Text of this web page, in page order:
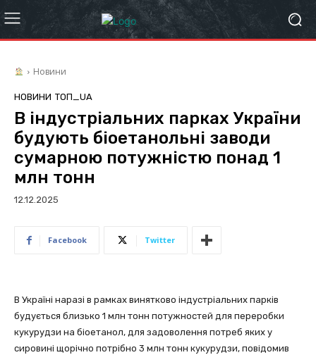
Новини
НОВИНИ ТОП_UA
В індустріальних парках України
будують біоетанольні заводи
сумарною потужністю понад 1
млн тонн
12.12.2025
Facebook Twitter
В Україні наразі в рамках винятково індустріальних парків
будується близько 1 млн тонн потужностей для переробки
кукурудзи на біоетанол, для задоволення потреб яких у
сировині щорічно потрібно 3 млн тонн кукурудзи, повідомив